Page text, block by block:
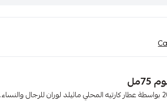
عن العطر: لور فوجوز 4 هو عطر تم إصداره عام 2010 بواسطة عطار كارتيه المحلي ماثيلد لوران للرجال والنساء.